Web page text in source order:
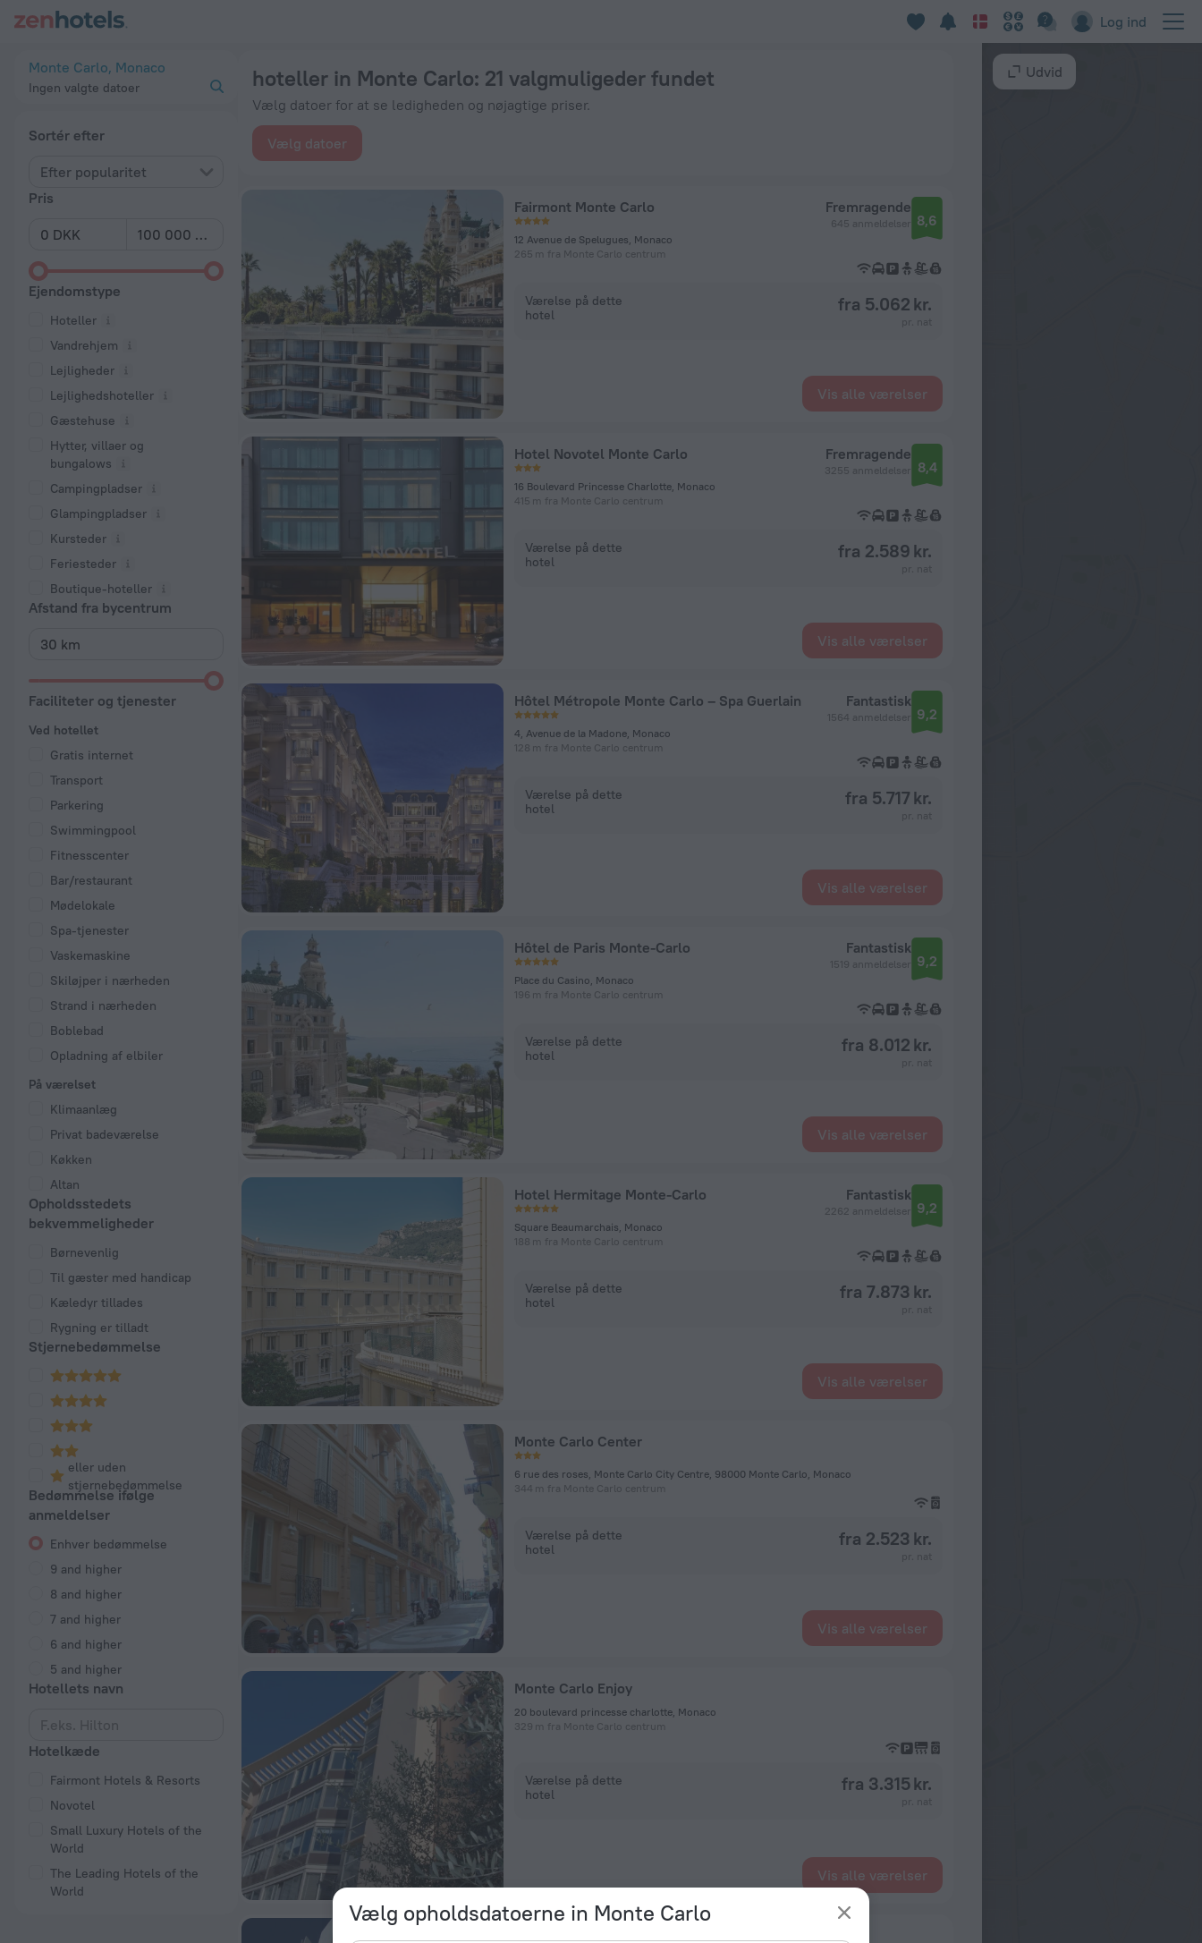
Log ind
Vælg opholdsdatoerne in Monte Carlo
Monte Carlo, Monaco
Ingen valgte datoer
Sortér efter
Efter popularitet
Pris
Ejendomstype
Hoteller
Vandrehjem
Lejligheder
Lejlighedshoteller
Gæstehuse
Hytter, villaer og
bungalows
Campingpladser
Glampingpladser
Kursteder
Feriesteder
Boutique-hoteller
Afstand fra bycentrum
Faciliteter og tjenester
Ved hotellet
Gratis internet
Transport
Parkering
Swimmingpool
Fitnesscenter
Bar/restaurant
Mødelokale
Spa-tjenester
Vaskemaskine
Skiløjper i nærheden
Strand i nærheden
Boblebad
Opladning af elbiler
På værelset
Klimaanlæg
Privat badeværelse
Køkken
Altan
Opholdsstedets
bekvemmeligheder
Børnevenlig
Til gæster med handicap
Kæledyr tillades
Rygning er tilladt
Stjernebedømmelse
eller uden
stjernebedømmelse
Bedømmelse ifølge
anmeldelser
Enhver bedømmelse
9 and higher
8 and higher
7 and higher
6 and higher
5 and higher
Hotellets navn
Hotelkæde
Fairmont Hotels & Resorts
Novotel
Small Luxury Hotels of the
World
The Leading Hotels of the
World
hoteller in Monte Carlo: 21 valgmuligeder fundet
Vælg datoer for at se ledigheden og nøjagtige priser.
Vælg datoer
Fairmont Monte Carlo
12 Avenue de Spelugues, Monaco
265 m fra Monte Carlo centrum
Fremragende
645 anmeldelser 8,6
Værelse på dette
hotel
fra 5.062 kr.
Vis alle værelser
Hotel Novotel Monte Carlo
16 Boulevard Princesse Charlotte, Monaco
415 m fra Monte Carlo centrum
Fremragende
3255 anmeldelser 8,4
Værelse på dette
hotel
fra 2.589 kr.
Vis alle værelser
Hôtel Métropole Monte Carlo – Spa Guerlain
4, Avenue de la Madone, Monaco
128 m fra Monte Carlo centrum
Fantastisk
1564 anmeldelser 9,2
Værelse på dette
hotel
fra 5.717 kr.
Vis alle værelser
Hôtel de Paris Monte-Carlo
Place du Casino, Monaco
196 m fra Monte Carlo centrum
Fantastisk
1519 anmeldelser 9,2
Værelse på dette
hotel
fra 8.012 kr.
Vis alle værelser
Hotel Hermitage Monte-Carlo
Square Beaumarchais, Monaco
188 m fra Monte Carlo centrum
Fantastisk
2262 anmeldelser 9,2
Værelse på dette
hotel
fra 7.873 kr.
Vis alle værelser
Monte Carlo Center
6 rue des roses, Monte Carlo City Centre, 98000 Monte Carlo, Monaco
344 m fra Monte Carlo centrum
Værelse på dette
hotel
fra 2.523 kr.
Vis alle værelser
Monte Carlo Enjoy
20 boulevard princesse charlotte, Monaco
329 m fra Monte Carlo centrum
Værelse på dette
hotel
fra 3.315 kr.
Vis alle værelser
Udvid
20 bedste hoteller in Monte Carlo 2026 fra 1.816 kr.. Bestil nu hos ZenHotels.com.